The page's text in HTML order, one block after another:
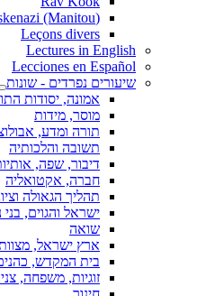
(Rav Askenazi (Manitou
Leçons divers
Lectures in English
Lecciones en Español
שיעורים נפרדים - שונות
אמונה, יסודות
מוסר, מידות
תורה ומדע,
תשובה והלכותיה
דיבור, שפה,
חברה, אקטואליה
תהליך הגאולה
ישראל והגוים, בני
שואה
ארץ ישראל,
בית המקדש,
זוגיות, משפחה,